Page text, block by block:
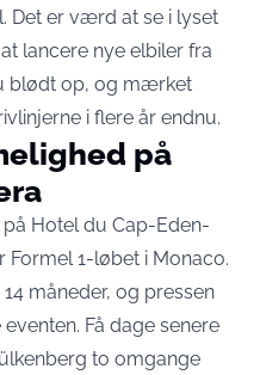
Det er værd at se i lyset
lancere nye elbiler fra
blødt op, og mærket
i flere år endnu.
på
Hotel du Cap-Eden-
1-løbet i Monaco.
måneder, og pressen
Få dage senere
to omgange